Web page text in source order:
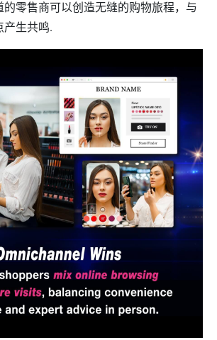
的零售商可以创造无缝的购物旅程，与
产生共鸣.